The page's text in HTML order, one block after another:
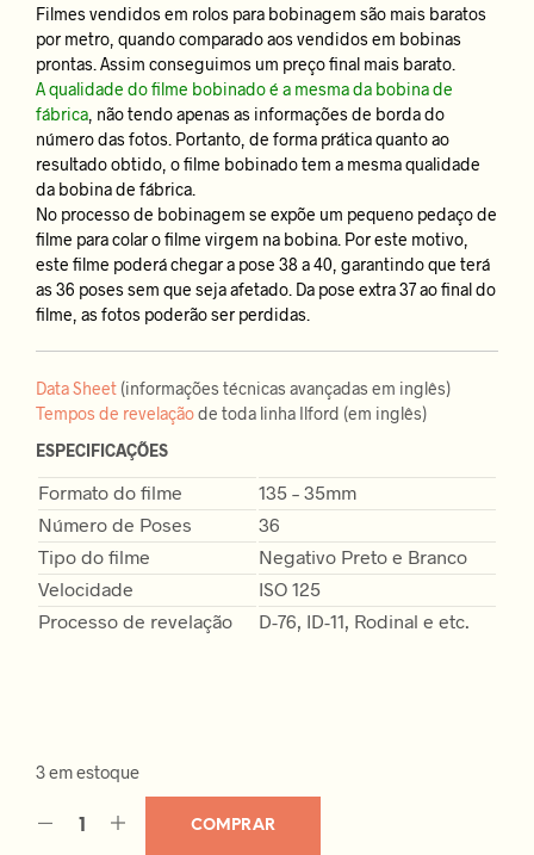
Filmes vendidos em rolos para bobinagem são mais baratos
por metro, quando comparado aos vendidos em bobinas
prontas. Assim conseguimos um preço final mais barato.
A qualidade do filme bobinado é a mesma da bobina de
fábrica, não tendo apenas as informações de borda do
número das fotos. Portanto, de forma prática quanto ao
resultado obtido, o filme bobinado tem a mesma qualidade
da bobina de fábrica.
No processo de bobinagem se expõe um pequeno pedaço de
filme para colar o filme virgem na bobina. Por este motivo,
este filme poderá chegar a pose 38 a 40, garantindo que terá
as 36 poses sem que seja afetado. Da pose extra 37 ao final do
filme, as fotos poderão ser perdidas.
Data Sheet (informações técnicas avançadas em inglês)
Tempos de revelaçãode toda linha Ilford (em inglês)
ESPECIFICAÇÕES
Formato do filme
135 – 35mm
Número de Poses
36
Tipo do filme
Negativo Preto e Branco
Velocidade
ISO 125
Processo de revelação
D-76, ID-11, Rodinal e etc.
3 em estoque
COMPRAR